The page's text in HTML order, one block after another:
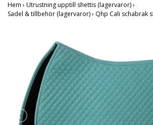
Hem › Utrustning upptill shettis (lagervaror)›
Sadel & tillbehör (lagervaror)› Qhp Cali schabrak